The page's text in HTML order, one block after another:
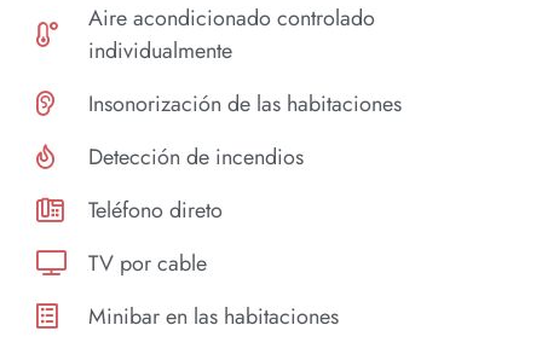
Aire acondicionado controlado
individualmente
Insonorización de las habitaciones
Detección de incendios
Teléfono direto
TV por cable
Minibar en las habitaciones